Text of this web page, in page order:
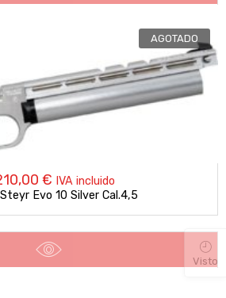
AGOTADO
€ IVA incluido
Evo 10 Silver Cal.4,5
Visto